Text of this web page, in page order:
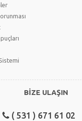
BİZE ULAŞIN
( 531 ) 671 61 02